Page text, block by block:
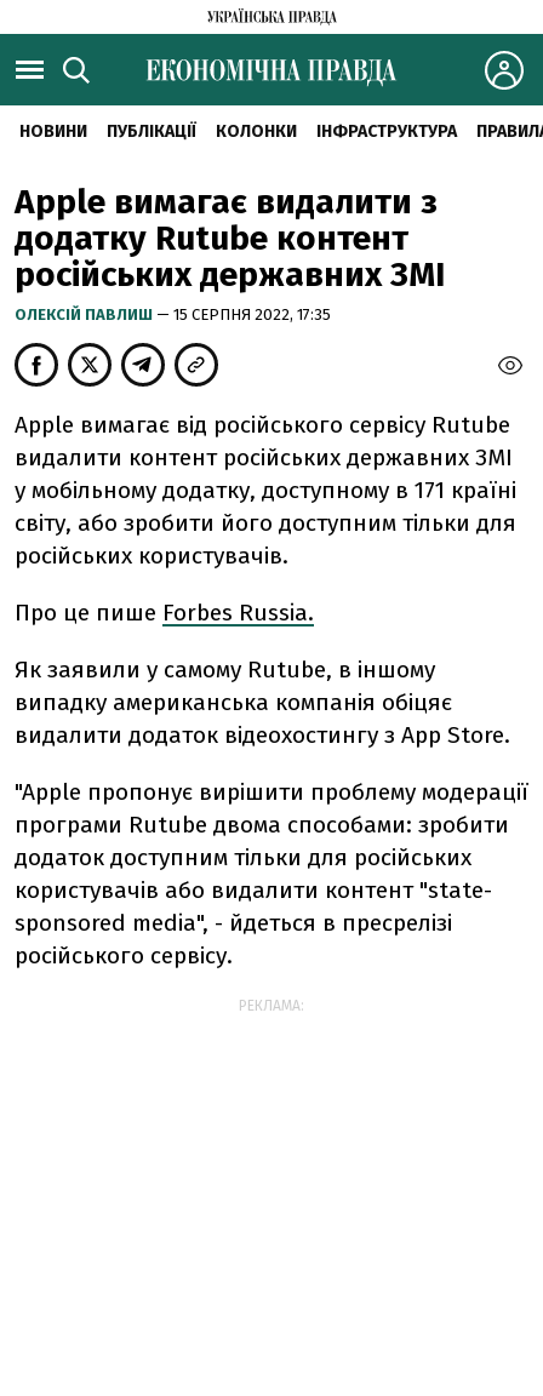
НОВИНИ ПУБЛІКАЦІЇ КОЛОНКИ ІНФРАСТРУКТУРА
Apple вимагає видалити з
додатку Rutube контент
російських державних ЗМІ
ОЛЕКСІЙ ПАВЛИШ — 15 СЕРПНЯ 2022, 17:35
Apple вимагає від російського сервісу Rutube
видалити контент російських державних ЗМІ
у мобільному додатку, доступному в 171 країні
світу, або зробити його доступним тільки для
російських користувачів.
Про це пише Forbes Russia.
Як заявили у самому Rutube, в іншому
випадку американська компанія обіцяє
видалити додаток відеохостингу з App Store.
"Apple пропонує вирішити проблему модерації
програми Rutube двома способами: зробити
додаток доступним тільки для російських
користувачів або видалити контент "state-
sponsored media", - йдеться в пресрелізі
російського сервісу.
РЕКЛАМА: